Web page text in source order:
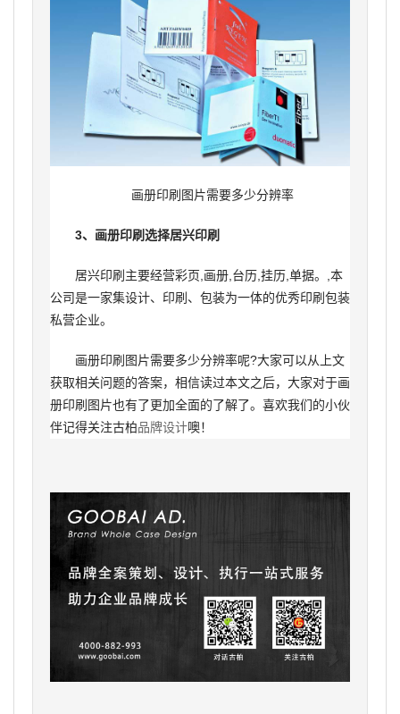
画册印刷图片需要多少分辨率
3、画册印刷选择居兴印刷
居兴印刷主要经营彩页,画册,台历,挂历,单据。,本
公司是一家集设计、印刷、包装为一体的优秀印刷包装
私营企业。
画册印刷图片需要多少分辨率呢?大家可以从上文
获取相关问题的答案，相信读过本文之后，大家对于画
册印刷图片也有了更加全面的了解了。喜欢我们的小伙
伴记得关注古柏品牌设计噢！